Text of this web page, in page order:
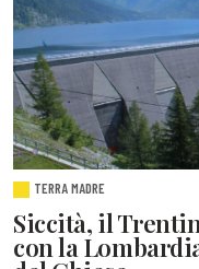
TERRA MADRE
Siccità, il
con la